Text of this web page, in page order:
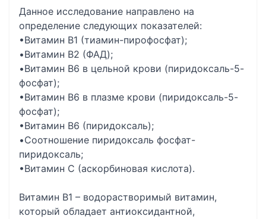
Данное исследование направлено на
определение следующих показателей:
•Витамин B1 (тиамин-пирофосфат);
•Витамин B2 (ФАД);
•Витамин B6 в цельной крови (пиридоксаль-5-
фосфат);
•Витамин B6 в плазме крови (пиридоксаль-5-
фосфат);
•Витамин B6 (пиридоксаль);
•Соотношение пиридоксаль фосфат-
пиридоксаль;
•Витамин C (аскорбиновая кислота).
Витамин В1 – водорастворимый витамин,
который обладает антиоксидантной,